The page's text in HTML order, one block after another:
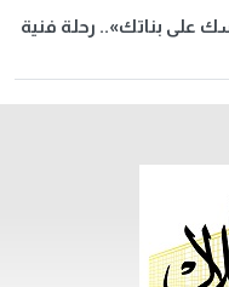
على بناتك».. رحلة فنية